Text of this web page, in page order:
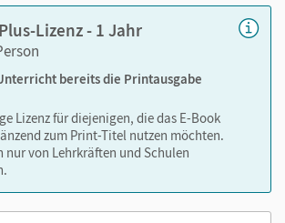
setzen
hinzufügen
Lizenz - 1 Jahr
bereits die Printausgabe
Lizenz für diejenigen, die das E-Book
zum Print-Titel nutzen möchten.
nur von Lehrkräften und Schulen